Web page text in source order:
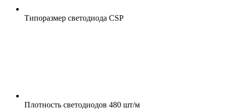
Типоразмер светодиода CSP
Плотность светодиодов 480 шт/м